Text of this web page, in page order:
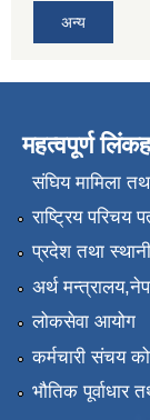
अन्य
महत्वपूर्ण
संघिय मामिला
राष्ट्रिय परिचय
प्रदेश तथा
अर्थ
लोकसेवा आयोग
कर्मचारी संचय
भौतिक पूर्वाधार